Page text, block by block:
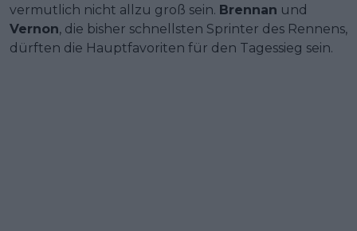
vermutlich nicht allzu groß sein. Brennan und
Vernon, die bisher schnellsten Sprinter des Rennens,
dürften die Hauptfavoriten für den Tagessieg sein.